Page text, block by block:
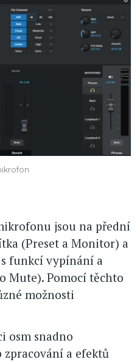
jsou na přední
(Preset a Monitor) a
funkcí vypínání a
Mute). Pomocí těchto
možnosti
osm snadno
a efektů